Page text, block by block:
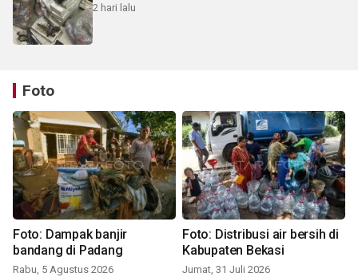
2 hari lalu
Foto
Foto: Dampak banjir
bandang di Padang
Rabu, 5 Agustus 2026
Foto: Distribusi air bersih di
Kabupaten Bekasi
Jumat, 31 Juli 2026